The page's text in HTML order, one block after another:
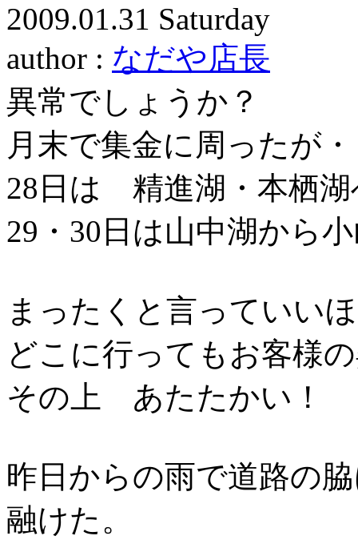
2009.01.31 Saturday
author : なだや店長
異常でしょうか？
月末で集金に周ったが
28日は 精進湖・本栖湖
29・30日は山中湖から
まったくと言っていい
どこに行ってもお客様
その上 あたたかい
昨日からの雨で道路の
融けた。